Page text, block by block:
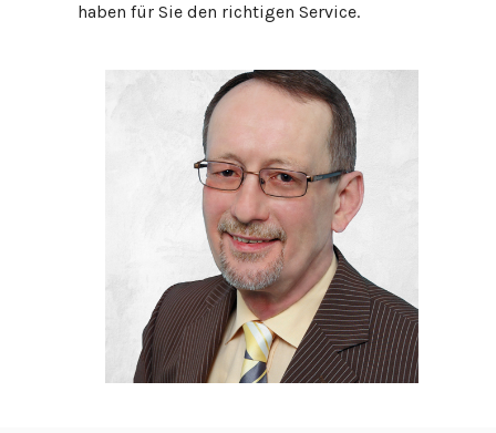
haben für Sie den richtigen Service.